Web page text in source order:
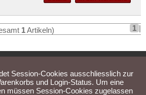
1Artikeln) 1 |
Impressum
AGB
Session-Cookies ausschliesslich zur
und Login-Status. Um eine
müssen Session-Cookies zugelassen